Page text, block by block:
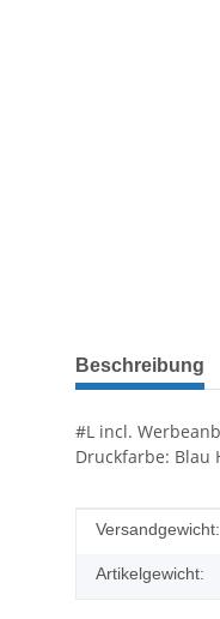
weitere
Beschreibung
#L incl.
Druckfarbe:
Wert
Versandgewicht:
Artikelgewicht: